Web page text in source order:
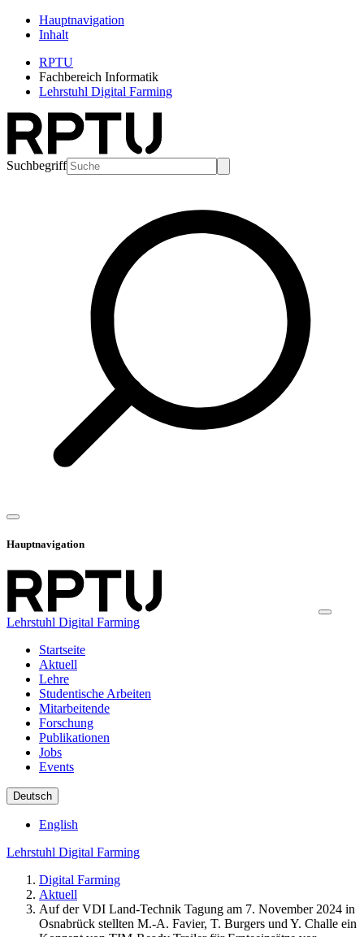
Hauptnavigation
Inhalt
RPTU
Fachbereich Informatik
Lehrstuhl Digital Farming
Suchbegriff
Hauptnavigation
Lehrstuhl Digital Farming
Startseite
Aktuell
Lehre
Studentische Arbeiten
Mitarbeitende
Forschung
Publikationen
Jobs
Events
Deutsch
English
Lehrstuhl Digital Farming
Digital Farming
Aktuell
Auf der VDI Land-Technik Tagung am 7. November 2024 in
Osnabrück stellten M.-A. Favier, T. Burgers und Y. Challe ein